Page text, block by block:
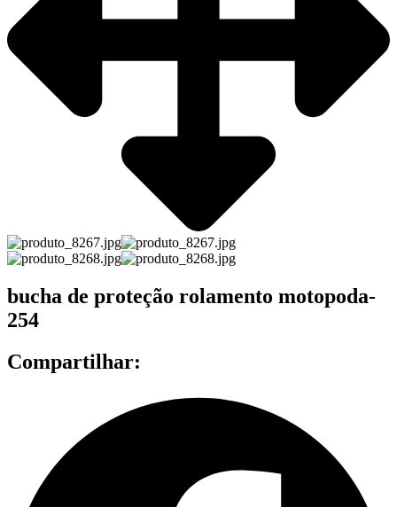
bucha de proteção rolamento motopoda-
254
Compartilhar: